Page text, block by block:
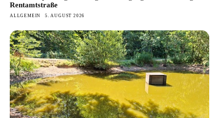
Rentamtstraße
ALLGEMEIN 5. AUGUST 2026